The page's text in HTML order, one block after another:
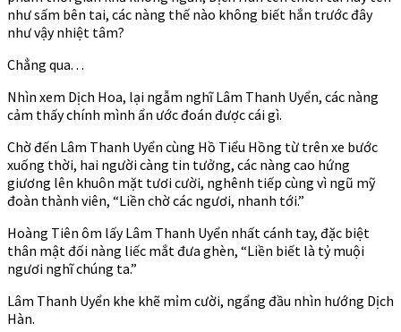
như sấm bên tai, các nàng thế nào không biết hắn trước đây
như vậy nhiệt tâm?
Chẳng qua. . .
Nhìn xem Dịch Hoa, lại ngẫm nghĩ Lâm Thanh Uyển, các nàng
cảm thấy chính mình ẩn ước đoán được cái gì.
Chờ đến Lâm Thanh Uyển cùng Hồ Tiểu Hồng từ trên xe bước
xuống thời, hai người càng tin tưởng, các nàng cao hứng
giương lên khuôn mặt tươi cười, nghênh tiếp cùng vì ngũ mỹ
đoàn thành viên, “Liền chờ các ngươi, nhanh tới.”
Hoàng Tiên ôm lấy Lâm Thanh Uyển nhất cánh tay, đặc biệt
thân mật đối nàng liếc mắt đưa ghèn, “Liền biết là tỷ muội
ngươi nghĩ chúng ta.”
Lâm Thanh Uyển khe khẽ mỉm cười, ngẩng đầu nhìn hướng Dịch
Hàn.